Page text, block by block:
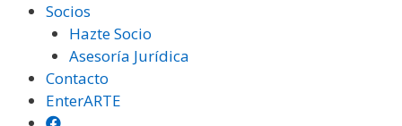
Saltar
contenido
Socios
Hazte Socio
Asesoría Jurídica
Contacto
EnterARTE